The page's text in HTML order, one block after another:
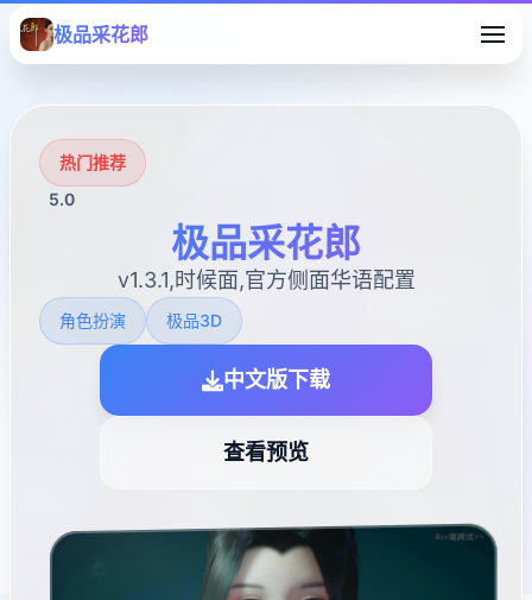
极品采花郎
热门推荐
5.0
极品采花郎
v1.3.1,时候面,官方侧面华语配置
角色扮演 极品3D
中文版下载
查看预览